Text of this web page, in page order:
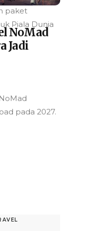
NoMad
Jadi
pada 2027.